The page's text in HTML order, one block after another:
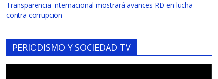
Transparencia Internacional mostrará avances RD en lucha
contra corrupción
PERIODISMO Y SOCIEDAD TV